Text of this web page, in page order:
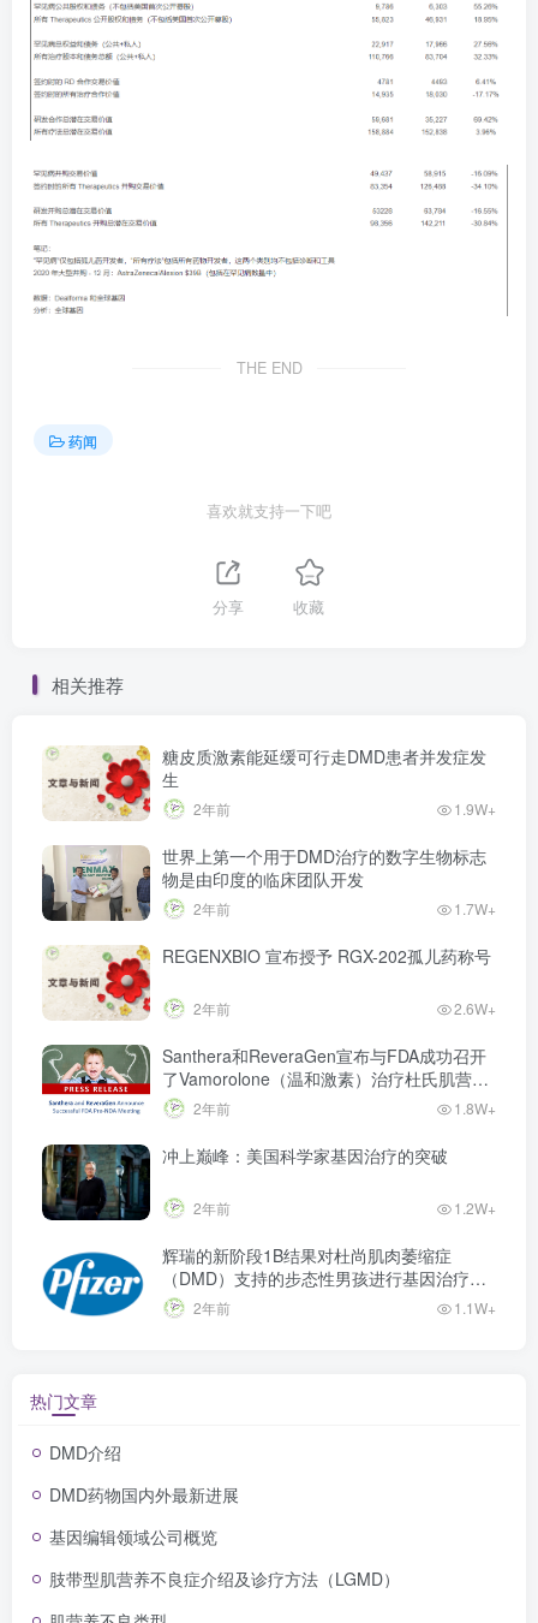
THE END
药闻
喜欢就支持一下吧
分享 收藏
相关推荐
糖皮质激素能延缓可行走DMD患者并发症发
生
2年前 1.9W+
世界上第一个用于DMD治疗的数字生物标志
物是由印度的临床团队开发
2年前 1.7W+
REGENXBIO 宣布授予 RGX-202孤儿药称号
2年前 2.6W+
Santhera和ReveraGen宣布与FDA成功召开
了Vamorolone（温和激素）治疗杜氏肌营养
不良症NDA前会议
2年前 1.8W+
冲上巅峰：美国科学家基因治疗的突破
2年前 1.2W+
辉瑞的新阶段1B结果对杜尚肌肉萎缩症
（DMD）支持的步态性男孩进行基因治疗，
将其推进到重要的第3阶段研究
2年前 1.1W+
热门文章
DMD介绍
DMD药物国内外最新进展
基因编辑领域公司概览
肢带型肌营养不良症介绍及诊疗方法（LGMD）